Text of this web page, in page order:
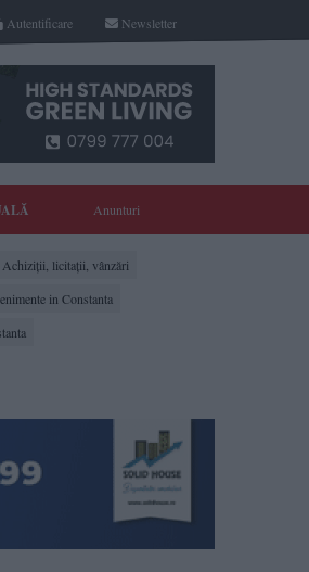
Newsletter
Autentificare
Anunturi
Achiziții, licitații, vânzări
in Constanta